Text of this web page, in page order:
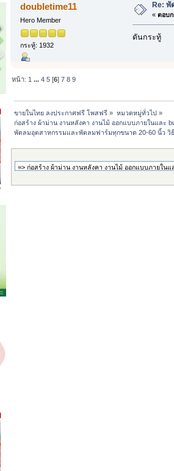
doubletime11
Hero Member
กระทู้: 1932
Re:
« ตอบก
ดันกระทู้
หน้า: 1 ...4 5 [6]7 8 9
ขายในไทย ลงประกาศฟรี โพสฟรี » หมวดหมู่ทั่วไป»
ก่อสร้าง ผ้าม่าน งานหลังคา งานไม้ ออกแบบภายในและ
พัดลมอุตสาหกรรมและพัดลมฟาร์มทุกขนาด 20-60 นิ้ว วิ